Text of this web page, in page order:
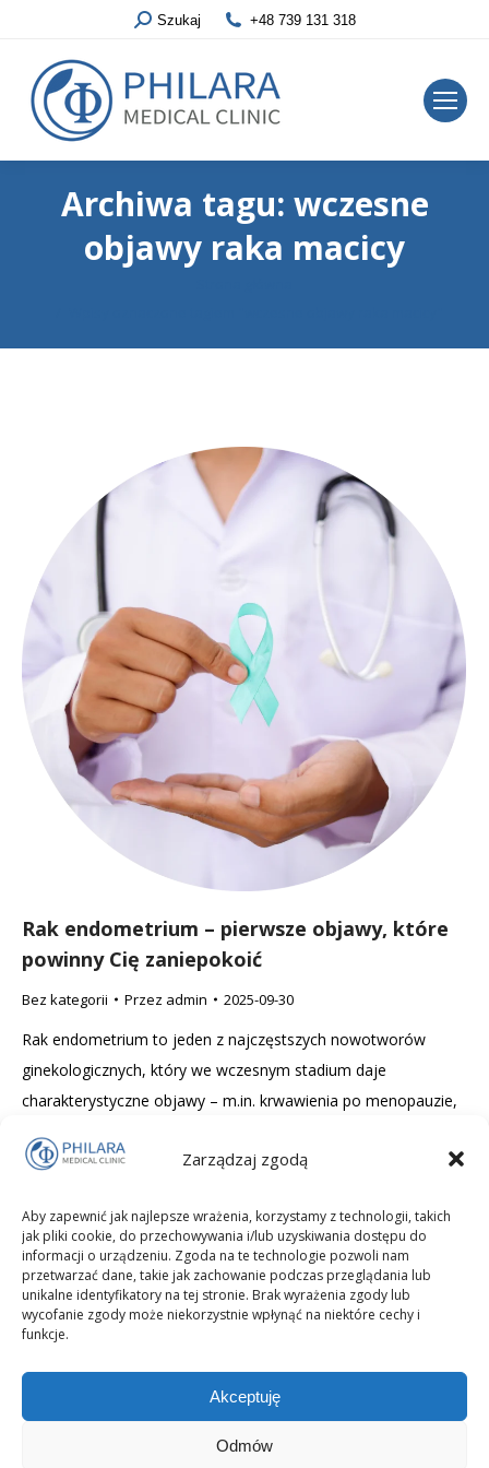
Zarządzaj zgodą
Aby zapewnić jak najlepsze wrażenia, korzystamy z technologii, takich
jak pliki cookie, do przechowywania i/lub uzyskiwania dostępu do
informacji o urządzeniu. Zgoda na te technologie pozwoli nam
przetwarzać dane, takie jak zachowanie podczas przeglądania lub
unikalne identyfikatory na tej stronie. Brak wyrażenia zgody lub
wycofanie zgody może niekorzystnie wpłynąć na niektóre cechy i
funkcje.
Akceptuję
Odmów
Szukaj +48 739 131 318
Archiwa tagu: wczesne
objawy raka macicy
Rak endometrium – pierwsze objawy, które
powinny Cię zaniepokoić
Bez kategorii Przez admin 2025-09-30
Rak endometrium to jeden z najczęstszych nowotworów
ginekologicznych, który we wczesnym stadium daje
charakterystyczne objawy – m.in. krwawienia po menopauzie,
Wczesna reakcja i szybka diagnostyka znacząco zwiększają
powinny Cię zaniepokoić i kiedy konieczna jest konsultacja z
ginekologiem.